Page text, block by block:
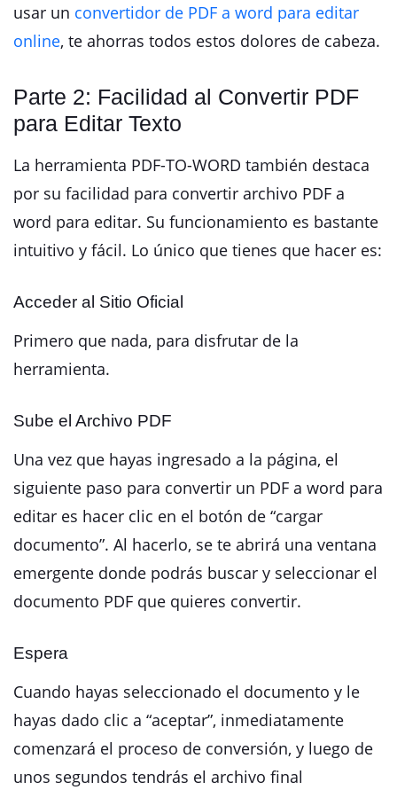
usar un convertidor de PDF a word para editar
online, te ahorras todos estos dolores de cabeza.
Parte 2: Facilidad al Convertir PDF
para Editar Texto
La herramienta PDF-TO-WORD también destaca
por su facilidad para convertir archivo PDF a
word para editar. Su funcionamiento es bastante
intuitivo y fácil. Lo único que tienes que hacer es:
Acceder al Sitio Oficial
Primero que nada, para disfrutar de la
herramienta.
Sube el Archivo PDF
Una vez que hayas ingresado a la página, el
siguiente paso para convertir un PDF a word para
editar es hacer clic en el botón de “cargar
documento”. Al hacerlo, se te abrirá una ventana
emergente donde podrás buscar y seleccionar el
documento PDF que quieres convertir.
Espera
Cuando hayas seleccionado el documento y le
hayas dado clic a “aceptar”, inmediatamente
comenzará el proceso de conversión, y luego de
unos segundos tendrás el archivo final